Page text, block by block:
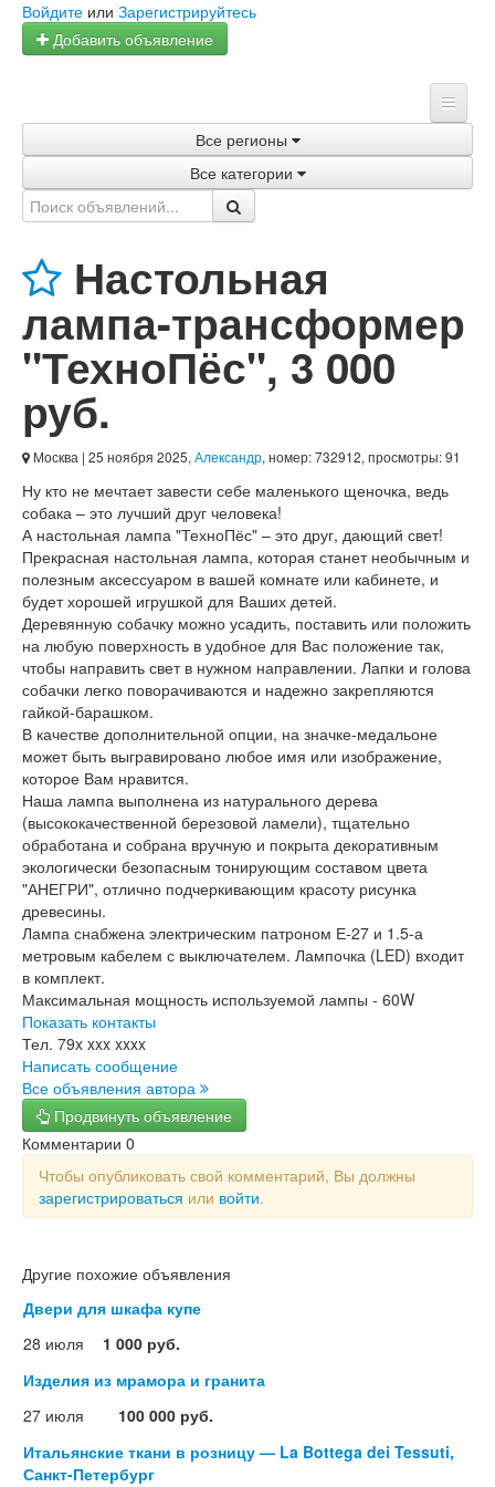
Войдите или Зарегистрируйтесь
Добавить объявление
Объявления
Услуги
Статьи
Все регионы
Все категории
Настольная
лампа-трансформер
"ТехноПёс", 3 000
руб.
Москва | 25 ноября 2025, Александр, номер: 732912, просмотры: 91
Ну кто не мечтает завести себе маленького щеночка, ведь
собака – это лучший друг человека!
А настольная лампа "ТехноПёс" – это друг, дающий свет!
Прекрасная настольная лампа, которая станет необычным и
полезным аксессуаром в вашей комнате или кабинете, и
будет хорошей игрушкой для Ваших детей.
Деревянную собачку можно усадить, поставить или положить
на любую поверхность в удобное для Вас положение так,
чтобы направить свет в нужном направлении. Лапки и голова
собачки легко поворачиваются и надежно закрепляются
гайкой-барашком.
В качестве дополнительной опции, на значке-медальоне
может быть выгравировано любое имя или изображение,
которое Вам нравится.
Наша лампа выполнена из натурального дерева
(высококачественной березовой ламели), тщательно
обработана и собрана вручную и покрыта декоративным
экологически безопасным тонирующим составом цвета
"АНЕГРИ", отлично подчеркивающим красоту рисунка
древесины.
Лампа снабжена электрическим патроном Е-27 и 1.5-а
метровым кабелем с выключателем. Лампочка (LED) входит
в комплект.
Максимальная мощность используемой лампы - 60W
Показать контакты
Тел. 79x xxx xxxx
Написать сообщение
Все объявления автора
Продвинуть объявление
Комментарии 0
Чтобы опубликовать свой комментарий, Вы должны
зарегистрироваться или войти.
Другие похожие объявления
Двери для шкафа купе
28 июля
1 000 руб.
Изделия из мрамора и гранита
27 июля
100 000 руб.
Итальянские ткани в розницу — La Bottega dei Tessuti,
Санкт-Петербург